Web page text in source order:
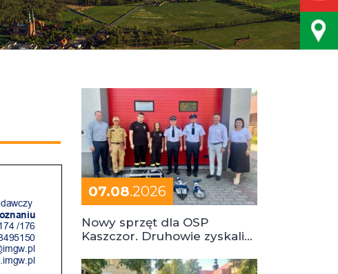
07.08.2026
Nowy sprzęt dla OSP
Kaszczor. Druhowie zyskali